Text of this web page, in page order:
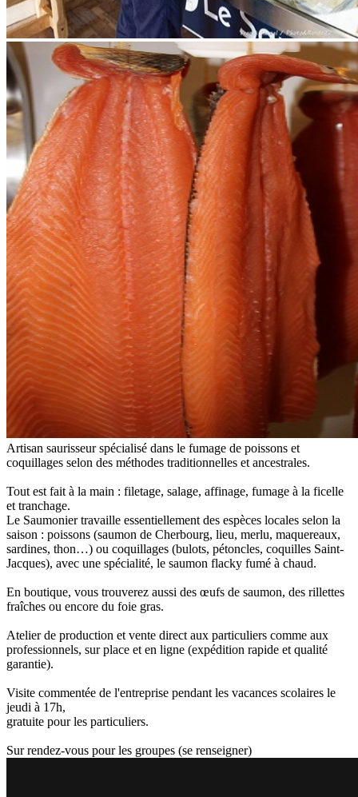
Artisan saurisseur spécialisé dans le fumage de poissons et
coquillages selon des méthodes traditionnelles et ancestrales.
Tout est fait à la main : filetage, salage, affinage, fumage à la ficelle
et tranchage.
Le Saumonier travaille essentiellement des espèces locales selon la
saison : poissons (saumon de Cherbourg, lieu, merlu, maquereaux,
sardines, thon…) ou coquillages (bulots, pétoncles, coquilles Saint-
Jacques), avec une spécialité, le saumon flacky fumé à chaud.
En boutique, vous trouverez aussi des œufs de saumon, des rillettes
fraîches ou encore du foie gras.
Atelier de production et vente direct aux particuliers comme aux
professionnels, sur place et en ligne (expédition rapide et qualité
garantie).
Visite commentée de l'entreprise pendant les vacances scolaires le
jeudi à 17h,
gratuite pour les particuliers.
Sur rendez-vous pour les groupes (se renseigner)